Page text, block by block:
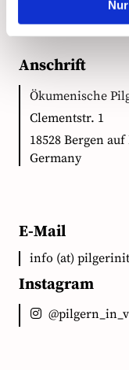
Anschrift
Ökumenische
Clementstr. 1
18528 Bergen auf
Germany
E-Mail
info (at)
Instagram